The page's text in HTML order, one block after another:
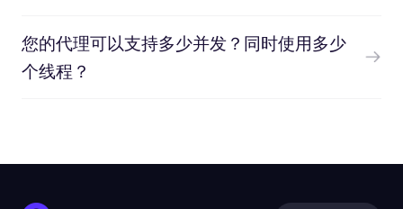
您的代理可以支持多少并发？同时使用多少
个线程？